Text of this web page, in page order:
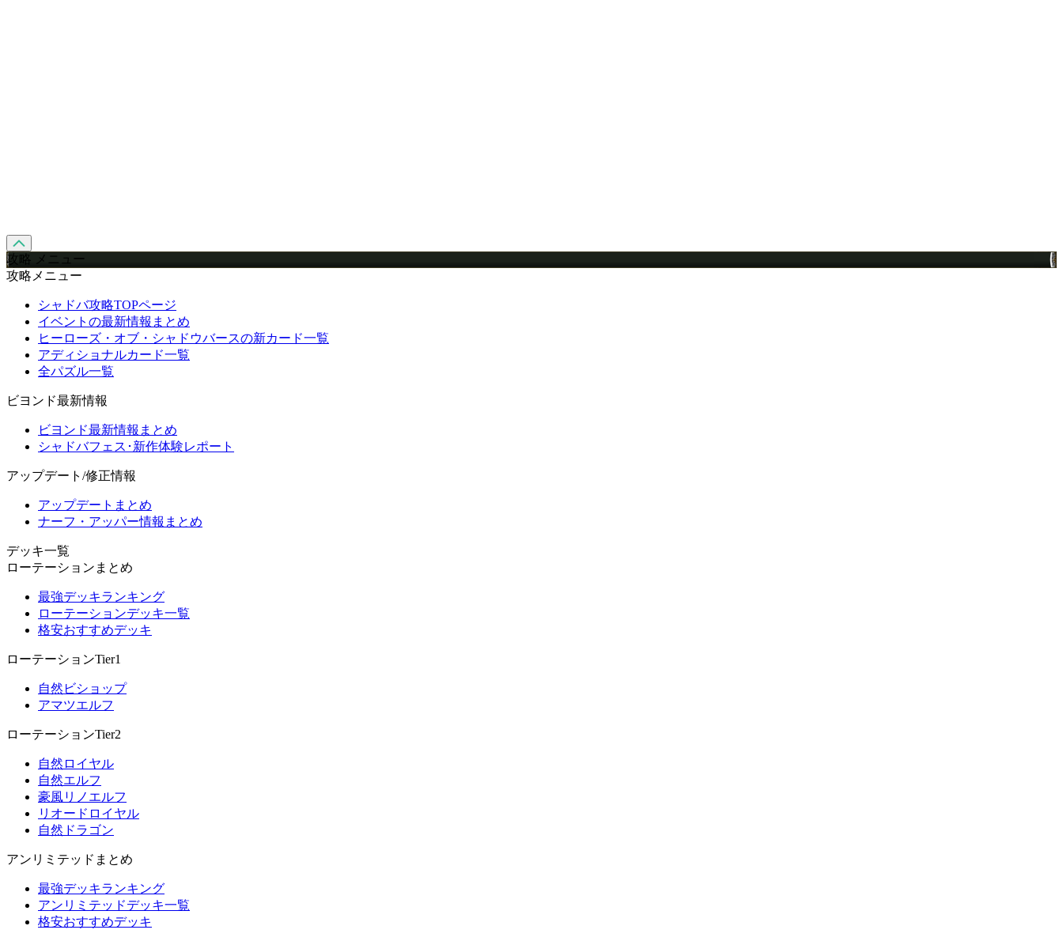
攻略 メニュー
攻略メニュー
シャドバ攻略TOPページ
イベントの最新情報まとめ
ヒーローズ・オブ・シャドウバースの新カード一覧
アディショナルカード一覧
全パズル一覧
ビヨンド最新情報
ビヨンド最新情報まとめ
シャドバフェス･新作体験レポート
アップデート/修正情報
アップデートまとめ
ナーフ・アッパー情報まとめ
デッキ一覧
ローテーションまとめ
最強デッキランキング
ローテーションデッキ一覧
格安おすすめデッキ
ローテーションTier1
自然ビショップ
アマツエルフ
ローテーションTier2
自然ロイヤル
自然エルフ
豪風リノエルフ
リオードロイヤル
自然ドラゴン
アンリミテッドまとめ
最強デッキランキング
アンリミテッドデッキ一覧
格安おすすめデッキ